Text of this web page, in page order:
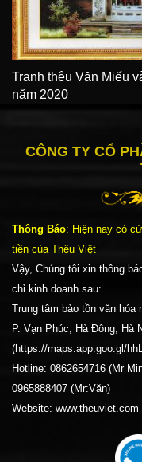
Tranh thêu Văn Miếu
năm 2020
CÔNG TY CỔ
Thông Báo: Hiện nay có
tiền của Thêu Việt
Vậy, Chúng tôi xin thông
chỉ kinh doanh sau:
Trung tâm bảo tồn văn hóa
P. Vạn Phúc, Hà Đông, Hà
(https://maps.app.goo.gl/
Hotline: 0862654716 (Mr
0965888407 (Mr:Văn)
Website: www.theuviet.com